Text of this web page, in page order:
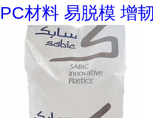
PC材料 易脱模 增